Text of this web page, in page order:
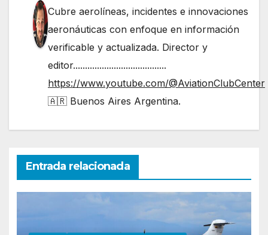
Cubre aerolíneas, incidentes e innovaciones
aeronáuticas con enfoque en información
verificable y actualizada. Director y
editor.......................................
https://www.youtube.com/@AviationClubCenter
🇦🇷 Buenos Aires Argentina.
Entrada relacionada